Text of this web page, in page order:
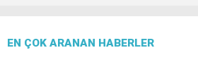
EN ÇOK ARANAN HABERLER